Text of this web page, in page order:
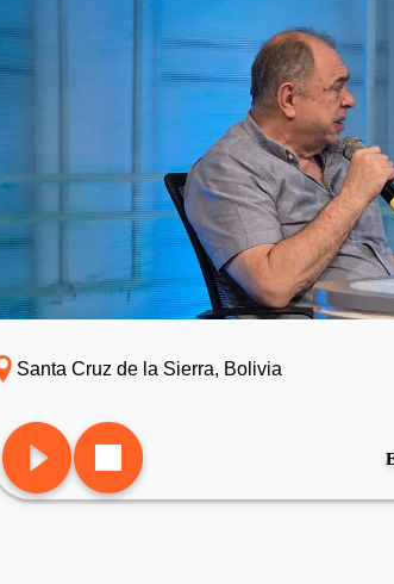
Santa Cruz de la Sierra, Bolivia